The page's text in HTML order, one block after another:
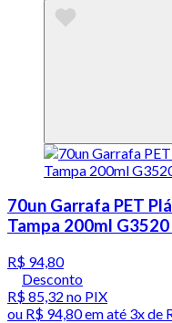
70un Garrafa PET
Tampa 200ml
R$ 94,80
Desconto
R$ 85,32 no PIX
ou R$ 94,80em até 3x de